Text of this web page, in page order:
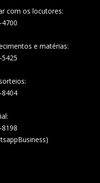
com os locutores:
e matérias:
8404